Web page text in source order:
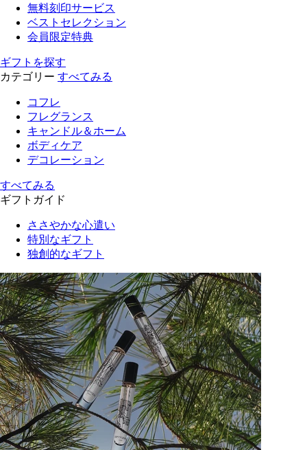
無料刻印サービス
ベストセレクション
会員限定特典
ギフトを探す
カテゴリー すべてみる
コフレ
フレグランス
キャンドル＆ホーム
ボディケア
デコレーション
すべてみる
ギフトガイド
ささやかな心遣い
特別なギフト
独創的なギフト